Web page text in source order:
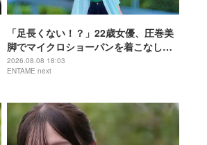
「足長くない！？」22歳女優、圧巻美
脚でマイクロショーパンを着こなし
「めちゃくちゃ可愛い」
2026.08.08 18:03
ENTAME next